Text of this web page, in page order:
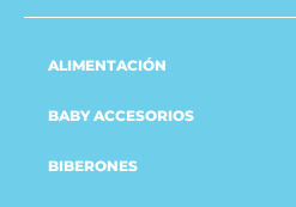
ALIMENTACIÓN
BABY ACCESORIOS
BIBERONES